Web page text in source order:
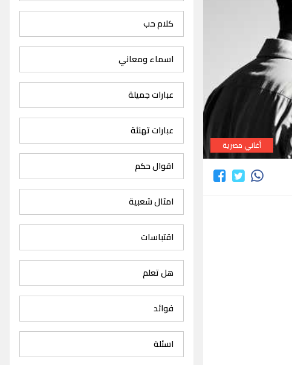
أغاني مصرية
كلام حب
اسماء ومعاني
عبارات جميلة
عبارات تهنئة
اقوال حكم
امثال شعبية
اقتباسات
هل تعلم
فوائد
اسئلة